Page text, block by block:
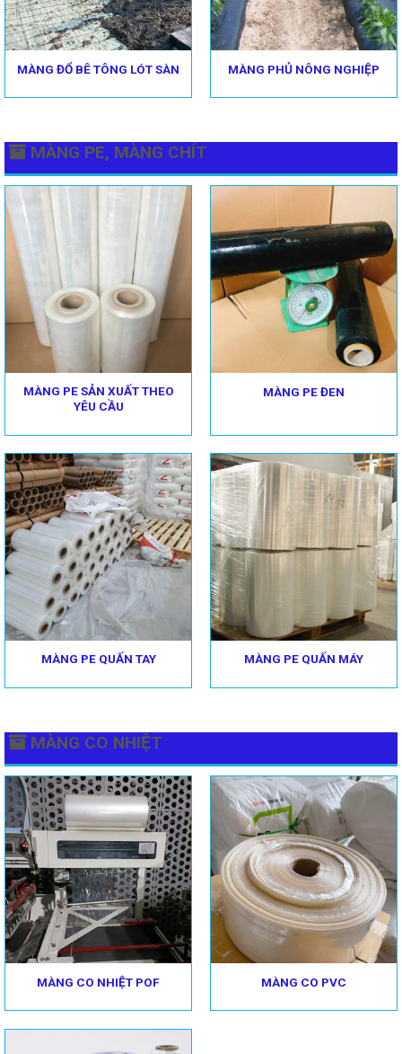
MÀNG ĐỔ BÊ TÔNG LÓT SÀN MÀNG PHỦ NÔNG NGHIỆP
MÀNG PE, MÀNG CHÍT
MÀNG PE SẢN XUẤT THEO
YÊU CẦU
MÀNG PE ĐEN
MÀNG PE QUẤN TAY MÀNG PE QUẤN MÁY
MÀNG CO NHIỆT
MÀNG CO NHIỆT POF MÀNG CO PVC